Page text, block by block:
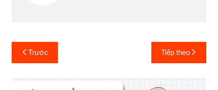
Điều
hướng
bài
Trước Tiếp theo